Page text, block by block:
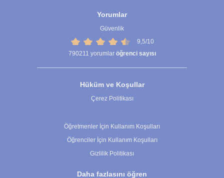
Yorumlar
Güvenlik
9,5/10
790211 yorumlar öğrenci sayısı
Hüküm ve Koşullar
Çerez Politikası
Öğretmenler İçin Kullanım Koşulları
Öğrenciler İçin Kullanım Koşulları
Gizlilik Politikası
Daha fazlasını öğren